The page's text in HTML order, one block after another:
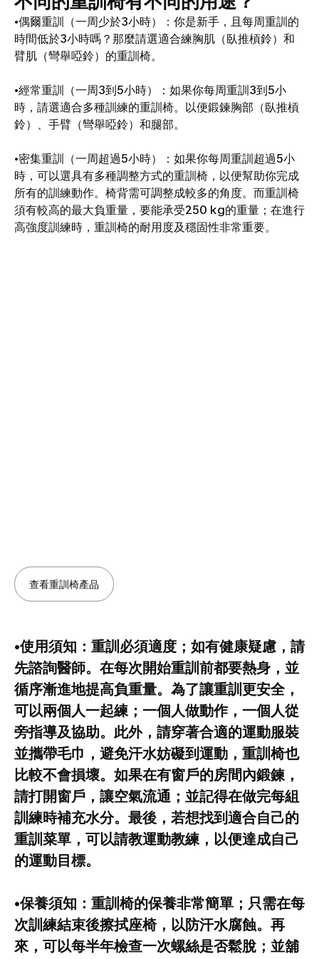
•偶爾重訓（一周少於3小時）：你是新手，且每周重訓的
時間低於3小時嗎？那麼請選適合練胸肌（臥推槓鈴）和
臂肌（彎舉啞鈴）的重訓椅。
•經常重訓（一周3到5小時）：如果你每周重訓3到5小
時，請選適合多種訓練的重訓椅。以便鍛鍊胸部（臥推槓
鈴）、手臂（彎舉啞鈴）和腿部。
•密集重訓（一周超過5小時）：如果你每周重訓超過5小
時，可以選具有多種調整方式的重訓椅，以便幫助你完成
所有的訓練動作。椅背需可調整成較多的角度。而重訓椅
須有較高的最大負重量，要能承受250 kg的重量；在進行
高強度訓練時，重訓椅的耐用度及穩固性非常重要。
查看重訓椅產品
•使用須知：重訓必須適度；如有健康疑慮，請
先諮詢醫師。在每次開始重訓前都要熱身，並
循序漸進地提高負重量。為了讓重訓更安全，
可以兩個人一起練；一個人做動作，一個人從
旁指導及協助。此外，請穿著合適的運動服裝
並攜帶毛巾，避免汗水妨礙到運動，重訓椅也
比較不會損壞。如果在有窗戶的房間內鍛鍊，
請打開窗戶，讓空氣流通；並記得在做完每組
訓練時補充水分。最後，若想找到適合自己的
重訓菜單，可以請教運動教練，以便達成自己
的運動目標。
•保養須知：重訓椅的保養非常簡單；只需在每
次訓練結束後擦拭座椅，以防汗水腐蝕。再
來，可以每半年檢查一次螺絲是否鬆脫；並舖